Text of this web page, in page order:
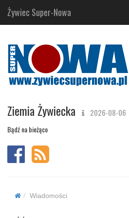
Żywiec Super-Nowa
Ziemia Żywiecka 2026-08-06
Bądź na bieżąco
Wiadomości